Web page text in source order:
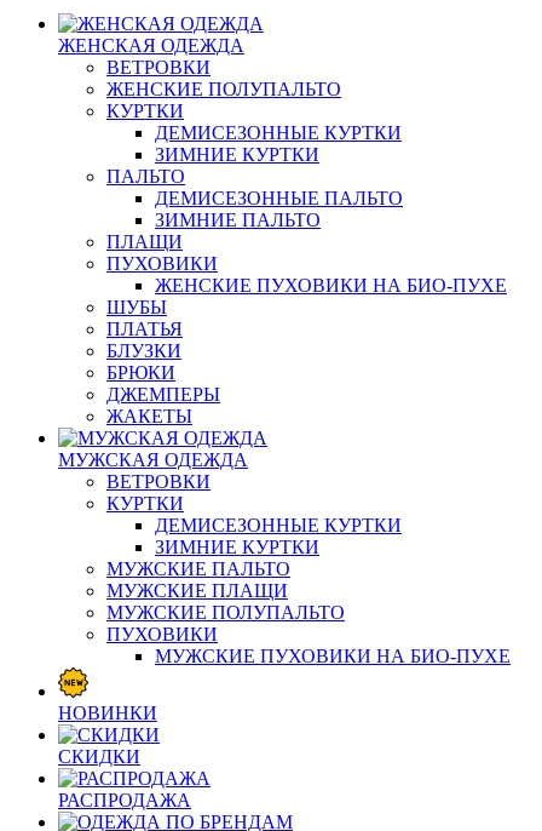
ЖЕНСКАЯ ОДЕЖДА
ВЕТРОВКИ
ЖЕНСКИЕ ПОЛУПАЛЬТО
КУРТКИ
ДЕМИСЕЗОННЫЕ КУРТКИ
ЗИМНИЕ КУРТКИ
ПАЛЬТО
ДЕМИСЕЗОННЫЕ ПАЛЬТО
ЗИМНИЕ ПАЛЬТО
ПЛАЩИ
ПУХОВИКИ
ЖЕНСКИЕ ПУХОВИКИ НА БИО-ПУХЕ
ШУБЫ
ПЛАТЬЯ
БЛУЗКИ
БРЮКИ
ДЖЕМПЕРЫ
ЖАКЕТЫ
МУЖСКАЯ ОДЕЖДА
ВЕТРОВКИ
КУРТКИ
ДЕМИСЕЗОННЫЕ КУРТКИ
ЗИМНИЕ КУРТКИ
МУЖСКИЕ ПАЛЬТО
МУЖСКИЕ ПЛАЩИ
МУЖСКИЕ ПОЛУПАЛЬТО
ПУХОВИКИ
МУЖСКИЕ ПУХОВИКИ НА БИО-ПУХЕ
НОВИНКИ
СКИДКИ
РАСПРОДАЖА